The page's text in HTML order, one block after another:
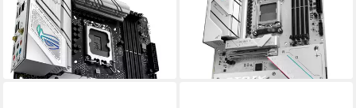
WIFI Mainboard
ab 235,59 €
lieferbar - in 3-4 Werktagen bei dir
WIFI Mainboard RGB-LED-
Beleuchtung
ab 275,75 €
lieferbar - in 3-4 Werktagen bei dir